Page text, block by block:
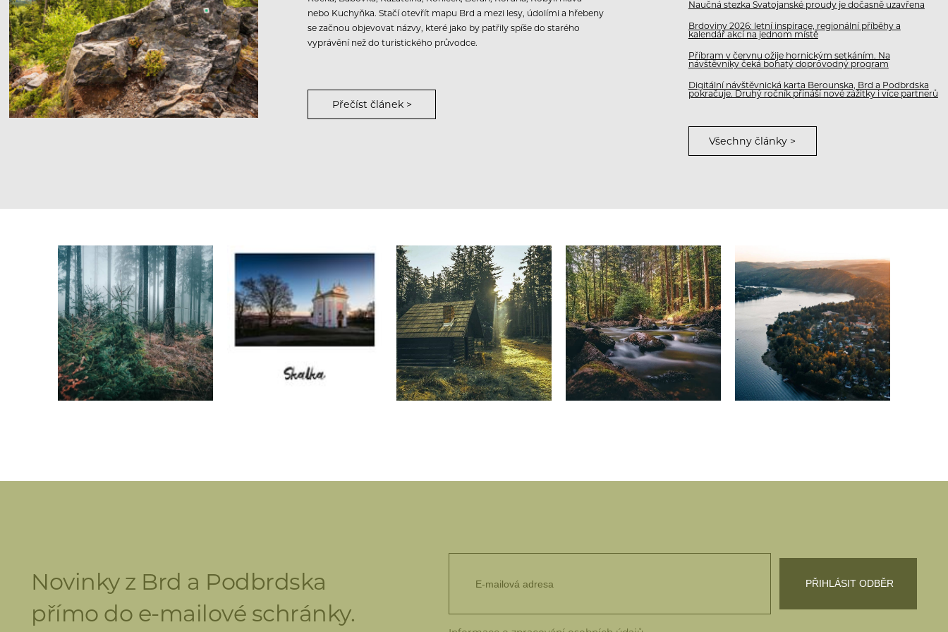
nebo Kuchyňka. Stačí otevřít mapu Brd a mezi lesy, údolími a hřebeny
se začnou objevovat názvy, které jako by patřily spíše do starého
vyprávění než do turistického průvodce.
Přečíst článek >
Naučná stezka Svatojanské proudy je dočasně uzavřena
Brdoviny 2026: letní inspirace, regionální příběhy a
kalendář akcí na jednom místě
Příbram v červnu ožije hornickým setkáním. Na
návštěvníky čeká bohatý doprovodný program
Digitální návštěvnická karta Berounska, Brd a Podbrdska
pokračuje. Druhý ročník přináší nové zážitky i více partnerů
Všechny články >
Novinky z Brd a Podbrdska
přímo do e-mailové schránky.